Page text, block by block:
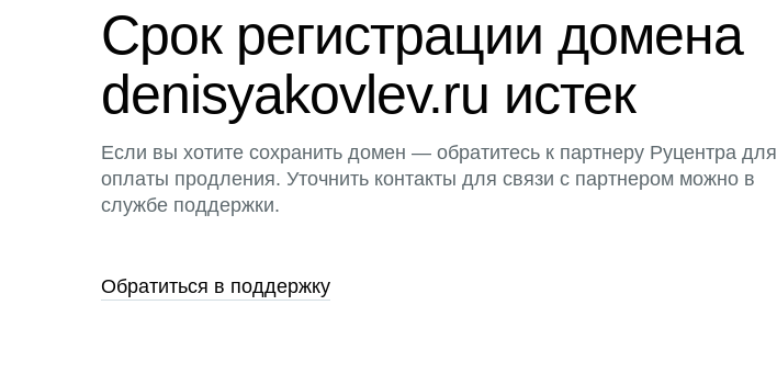
Срок регистрации домена
denisyakovlev.ru истек
Если вы хотите сохранить домен — обратитесь к партнеру Руцентра для
оплаты продления. Уточнить контакты для связи с партнером можно в
службе поддержки.
Обратиться в поддержку